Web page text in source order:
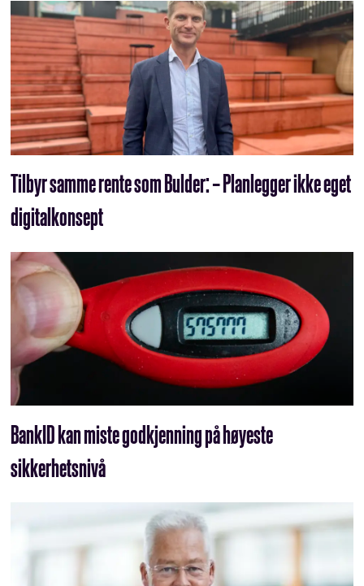
Tilbyr samme rente som Bulder: – Planlegger ikke eget
digitalkonsept
BankID kan miste godkjenning på høyeste
sikkerhetsnivå